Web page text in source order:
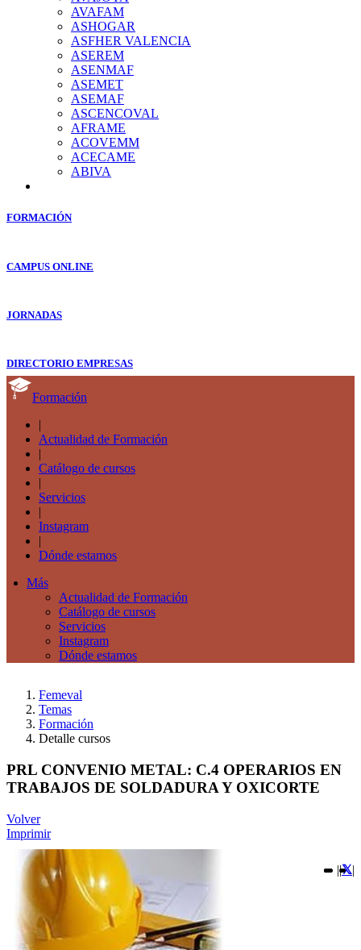
AVAFAM
ASHOGAR
ASFHER VALENCIA
ASEREM
ASENMAF
ASEMET
ASEMAF
ASCENCOVAL
AFRAME
ACOVEMM
ACECAME
ABIVA
FORMACIÓN
CAMPUS ONLINE
JORNADAS
DIRECTORIO EMPRESAS
Formación
|
Actualidad de Formación
|
Catálogo de cursos
|
Servicios
|
Instagram
|
Dónde estamos
Más
Actualidad de Formación
Catálogo de cursos
Servicios
Instagram
Dónde estamos
Femeval
Temas
Formación
Detalle cursos
PRL CONVENIO METAL: C.4 OPERARIOS EN
TRABAJOS DE SOLDADURA Y OXICORTE
Volver
Imprimir
|| |